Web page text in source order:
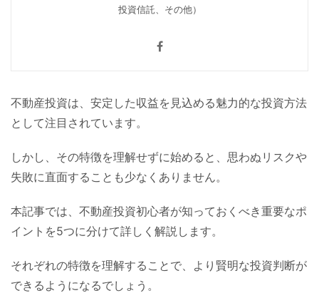
投資信託、その他）
不動産投資は、安定した収益を見込める魅力的な投資方法
として注目されています。
しかし、その特徴を理解せずに始めると、思わぬリスクや
失敗に直面することも少なくありません。
本記事では、不動産投資初心者が知っておくべき重要なポ
イントを5つに分けて詳しく解説します。
それぞれの特徴を理解することで、より賢明な投資判断が
できるようになるでしょう。